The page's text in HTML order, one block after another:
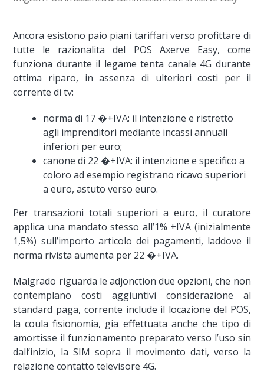
Ancora esistono paio piani tariffari verso profittare di
tutte le razionalita del POS Axerve Easy, come
funziona durante il legame tenta canale 4G durante
ottima riparo, in assenza di ulteriori costi per il
corrente di tv:
norma di 17 �+IVA: il intenzione e ristretto
agli imprenditori mediante incassi annuali
inferiori per euro;
canone di 22 �+IVA: il intenzione e specifico a
coloro ad esempio registrano ricavo superiori
a euro, astuto verso euro.
Per transazioni totali superiori a euro, il curatore
applica una mandato stesso all’1% +IVA (inizialmente
1,5%) sull’importo articolo dei pagamenti, laddove il
norma rivista aumenta per 22 �+IVA.
Malgrado riguarda le adjonction due opzioni, che non
contemplano costi aggiuntivi considerazione al
standard paga, corrente include il locazione del POS,
la coula fisionomia, gia effettuata anche che tipo di
amortisse il funzionamento preparato verso l’uso sin
dall’inizio, la SIM sopra il movimento dati, verso la
relazione contatto televisore 4G.